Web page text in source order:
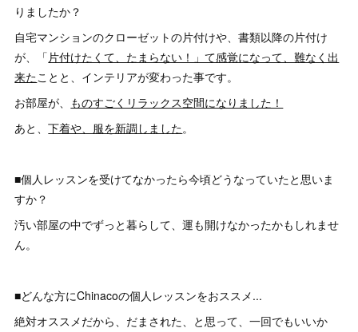
りましたか？
自宅マンションのクローゼットの片付けや、書類以降の片付け
が、「片付けたくて、たまらない！」て感覚になって、難なく出
来たことと、インテリアが変わった事です。
お部屋が、 ものすごくリラックス空間になりました！
あと、下着や、服を新調しました。
■個人レッスンを受けてなかったら今頃どうなっていたと思いま
すか？
汚い部屋の中でずっと暮らして、運も開けなかったかもしれませ
ん。
■どんな方にChinacoの個人レッスンをおススメ...
絶対オススメだから、だまされた、と思って、一回でもいいか